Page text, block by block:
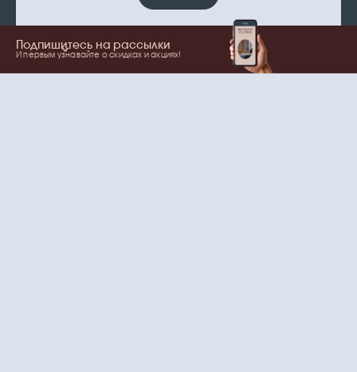
Подпишитесь на рассылки
И первым узнавайте о скидках и акциях!